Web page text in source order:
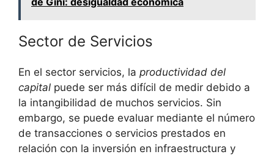
Sector de Servicios
En el sector servicios, la productividad del
capital puede ser más difícil de medir debido a
la intangibilidad de muchos servicios. Sin
embargo, se puede evaluar mediante el número
de transacciones o servicios prestados en
relación con la inversión en infraestructura y